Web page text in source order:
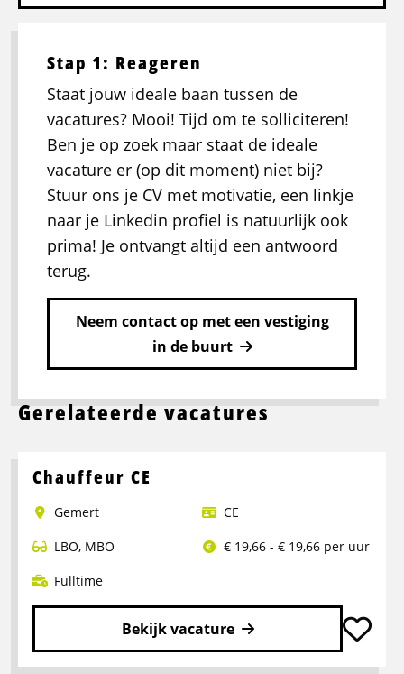
Stap 1: Reageren
Staat jouw ideale baan tussen de
vacatures? Mooi! Tijd om te solliciteren!
Ben je op zoek maar staat de ideale
vacature er (op dit moment) niet bij?
Stuur ons je CV met motivatie, een linkje
naar je Linkedin profiel is natuurlijk ook
prima! Je ontvangt altijd een antwoord
terug.
Neem contact op met een vestiging
in de buurt
Gerelateerde vacatures
Chauffeur CE
Gemert
CE
LBO, MBO
€ 19,66 - € 19,66 per uur
Fulltime
Bekijk vacature
Lees